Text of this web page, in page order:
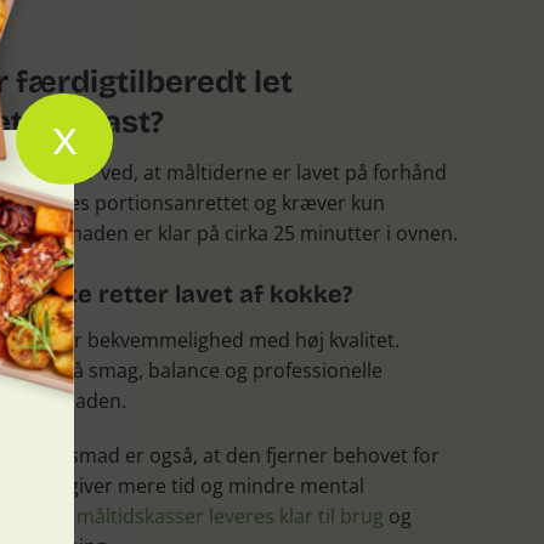
færdigtilberedt let
fungerer ved, at måltiderne er lavet på forhånd
leveres portionsanrettet og kræver kun
er klar på cirka 25 minutter i ovnen.
lette retter lavet af kokke?
bekvemmelighed med høj kvalitet.
på smag, balance og professionelle
lave maden.
aftensmad er også, at den fjerner behovet for
Det giver mere tid og mindre mental
måltidskasser leveres klar til brug og
x